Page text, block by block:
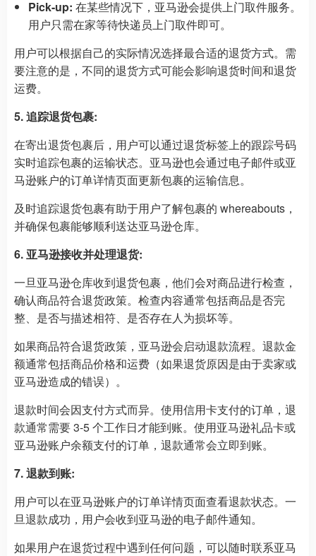
Pick-up: 在某些情况下，亚马逊会提供上门取件服务。
用户只需在家等待快递员上门取件即可。
用户可以根据自己的实际情况选择最合适的退货方式。需
要注意的是，不同的退货方式可能会影响退货时间和退货
运费。
5. 追踪退货包裹:
在寄出退货包裹后，用户可以通过退货标签上的跟踪号码
实时追踪包裹的运输状态。亚马逊也会通过电子邮件或亚
马逊账户的订单详情页面更新包裹的运输信息。
及时追踪退货包裹有助于用户了解包裹的 whereabouts，
并确保包裹能够顺利送达亚马逊仓库。
6. 亚马逊接收并处理退货:
一旦亚马逊仓库收到退货包裹，他们会对商品进行检查，
确认商品符合退货政策。检查内容通常包括商品是否完
整、是否与描述相符、是否存在人为损坏等。
如果商品符合退货政策，亚马逊会启动退款流程。退款金
额通常包括商品价格和运费（如果退货原因是由于卖家或
亚马逊造成的错误）。
退款时间会因支付方式而异。使用信用卡支付的订单，退
款通常需要 3-5 个工作日才能到账。使用亚马逊礼品卡或
亚马逊账户余额支付的订单，退款通常会立即到账。
7. 退款到账:
用户可以在亚马逊账户的订单详情页面查看退款状态。一
旦退款成功，用户会收到亚马逊的电子邮件通知。
如果用户在退货过程中遇到任何问题，可以随时联系亚马